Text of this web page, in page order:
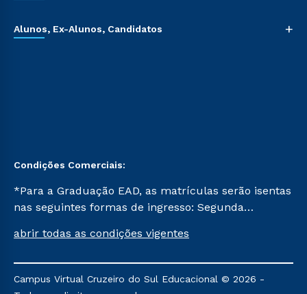
Alunos, Ex-Alunos, Candidatos +
Condições Comerciais:
*Para a Graduação EAD, as matrículas serão isentas
nas seguintes formas de ingresso: Segunda
Já para as demais, a taxa de matrícula será de R$
mencionadas são referentes aos cursos: Ensino
Religioso, Geografia para a Docência e Metodologia
abrir todas as condições vigentes
Campus Virtual Cruzeiro do Sul Educacional © 2026 -